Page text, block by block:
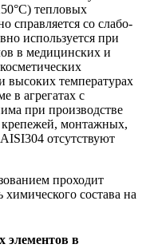
тепловых
справляется со слабо-
используется при
в медицинских и
высоких температурах
в агрегатах с
при производстве
крепежей, монтажных,
отсутствуют
проходит
состава на
элементов в